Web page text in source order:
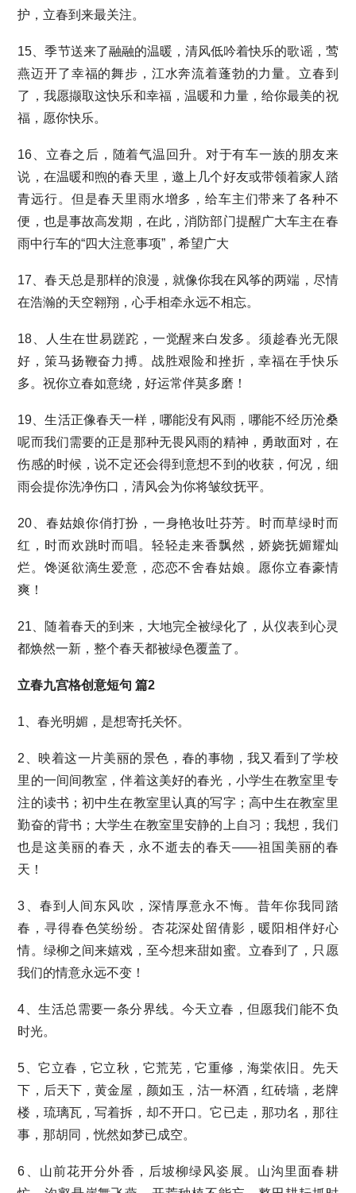
护，立春到来最关注。
15、季节送来了融融的温暖，清风低吟着快乐的歌谣，莺
燕迈开了幸福的舞步，江水奔流着蓬勃的力量。立春到
了，我愿撷取这快乐和幸福，温暖和力量，给你最美的祝
福，愿你快乐。
16、立春之后，随着气温回升。对于有车一族的朋友来
说，在温暖和煦的春天里，邀上几个好友或带领着家人踏
青远行。但是春天里雨水增多，给车主们带来了各种不
便，也是事故高发期，在此，消防部门提醒广大车主在春
雨中行车的“四大注意事项”，希望广大
17、春天总是那样的浪漫，就像你我在风筝的两端，尽情
在浩瀚的天空翱翔，心手相牵永远不相忘。
18、人生在世易蹉跎，一觉醒来白发多。须趁春光无限
好，策马扬鞭奋力搏。战胜艰险和挫折，幸福在手快乐
多。祝你立春如意绕，好运常伴莫多磨！
19、生活正像春天一样，哪能没有风雨，哪能不经历沧桑
呢而我们需要的正是那种无畏风雨的精神，勇敢面对，在
伤感的时候，说不定还会得到意想不到的收获，何况，细
雨会提你洗净伤口，清风会为你将皱纹抚平。
20、春姑娘你俏打扮，一身艳妆吐芬芳。时而草绿时而
红，时而欢跳时而唱。轻轻走来香飘然，娇娆抚媚耀灿
烂。馋涎欲滴生爱意，恋恋不舍春姑娘。愿你立春豪情
爽！
21、随着春天的到来，大地完全被绿化了，从仪表到心灵
都焕然一新，整个春天都被绿色覆盖了。
立春九宫格创意短句 篇2
1、春光明媚，是想寄托关怀。
2、映着这一片美丽的景色，春的事物，我又看到了学校
里的一间间教室，伴着这美好的春光，小学生在教室里专
注的读书；初中生在教室里认真的写字；高中生在教室里
勤奋的背书；大学生在教室里安静的上自习；我想，我们
也是这美丽的春天，永不逝去的春天——祖国美丽的春
天！
3、春到人间东风吹，深情厚意永不悔。昔年你我同踏
春，寻得春色笑纷纷。杏花深处留倩影，暖阳相伴好心
情。绿柳之间来嬉戏，至今想来甜如蜜。立春到了，只愿
我们的情意永远不变！
4、生活总需要一条分界线。今天立春，但愿我们能不负
时光。
5、它立春，它立秋，它荒芜，它重修，海棠依旧。先天
下，后天下，黄金屋，颜如玉，沽一杯酒，红砖墙，老牌
楼，琉璃瓦，写着拆，却不开口。它已走，那功名，那往
事，那胡同，恍然如梦已成空。
6、山前花开分外香，后坡柳绿风姿展。山沟里面春耕